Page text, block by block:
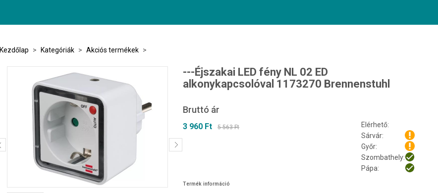
Kezdőlap > Kategóriák > Akciós termékek >
---Éjszakai LED fény NL 02 ED
alkonykapcsolóval 1173270 Brennenstuhl
Bruttó ár
3 960 Ft 5 563 Ft
Elérhető:
Sárvár:
Győr:
Szombathely:
Pápa:
Termék információ